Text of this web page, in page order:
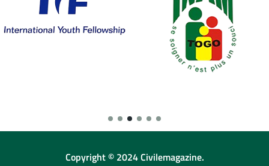
Copyright © 2024 Civilemagazine.